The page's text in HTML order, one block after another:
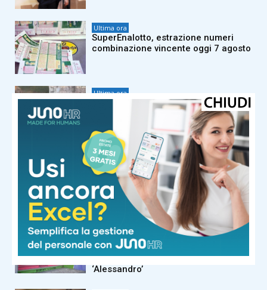
Ultima ora
SuperEnalotto, estrazione numeri
combinazione vincente oggi 7 agosto
Ultima ora
Paura a Polignano a Mare, turista
resta bloccata sulla scogliera di
Lama Monachile: voleva fare una
foto
Ultima ora
Invasione record di locuste, milioni di
insetti oscurano il cielo. E il web
grida alla ‘piaga biblica’
Ultima ora
Orlandi-Gregori, in Commissione una
conoscente di Mirella: il mistero del
numero telefonico e spunta un
‘Alessandro’